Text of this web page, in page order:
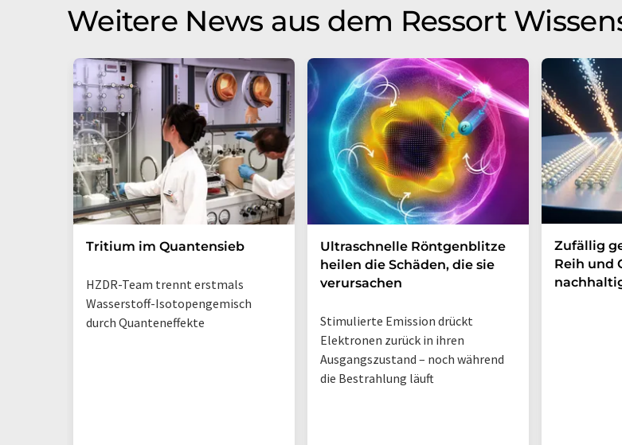
Weitere News aus dem Ressort
Tritium im Quantensieb
HZDR-Team trennt erstmals
Wasserstoff-Isotopengemisch
durch Quanteneffekte
Ultraschnelle Röntgenblitze
heilen die Schäden, die sie
verursachen
Stimulierte Emission drückt
Elektronen zurück in ihren
Ausgangszustand – noch während
die Bestrahlung läuft
Zufällig
Reih und